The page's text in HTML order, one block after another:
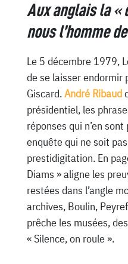
Aux anglais la «
nous l’homme
Le 5 décembre 1979,
de se laisser endormir
Giscard.André Ribaud
présidentiel, les
réponses qui n’en
enquête qui ne soit
prestidigitation. En
Diams » aligne les
restées dans l’angle
archives, Boulin,
prêche les musées,
« Silence, on roule ».